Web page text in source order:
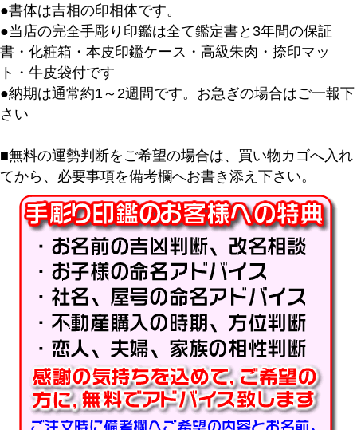
●書体は吉相の印相体です。
●当店の完全手彫り印鑑は全て鑑定書と3年間の保証
書・化粧箱・本皮印鑑ケース・高級朱肉・捺印マッ
ト・牛皮袋付です
●納期は通常約1～2週間です。お急ぎの場合はご一報下
さい
■無料の運勢判断をご希望の場合は、買い物カゴへ入れ
てから、必要事項を備考欄へお書き添え下さい。
キーワード
価格
〜
商品タグ
セール
限定